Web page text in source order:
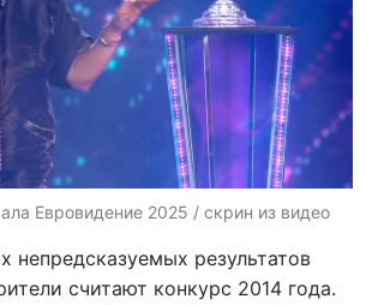
Евровидение 2025 / скрин из видео
непредсказуемых результатов
считают конкурс 2014 года.